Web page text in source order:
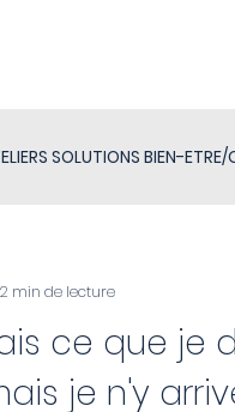
SOLUTIONS BIEN-ETRE/
ce que je
je n'y
2 min de lecture